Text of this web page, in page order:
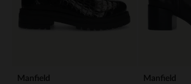
Manfield Manfield